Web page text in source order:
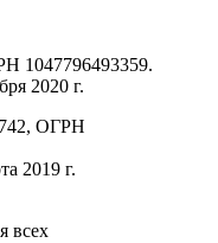
1047796493359.
2020 г.
ОГРН
2019 г.
всех